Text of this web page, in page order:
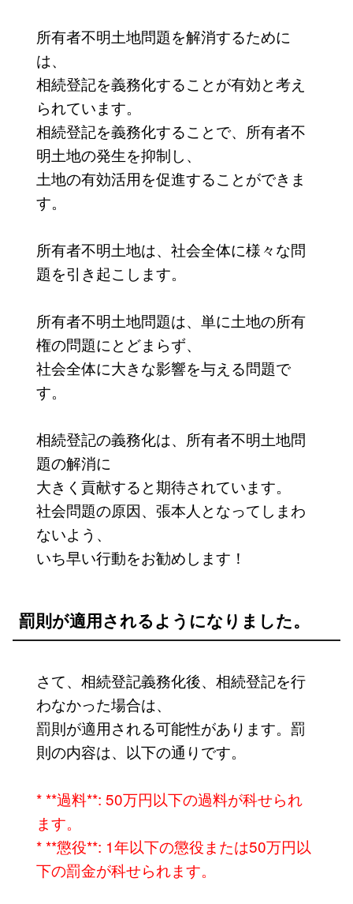
所有者不明土地問題を解消するために
は、
相続登記を義務化することが有効と考え
られています。
相続登記を義務化することで、所有者不
明土地の発生を抑制し、
土地の有効活用を促進することができま
す。
所有者不明土地は、社会全体に様々な問
題を引き起こします。
所有者不明土地問題は、単に土地の所有
権の問題にとどまらず、
社会全体に大きな影響を与える問題で
す。
相続登記の義務化は、所有者不明土地問
題の解消に
大きく貢献すると期待されています。
社会問題の原因、張本人となってしまわ
ないよう、
いち早い行動をお勧めします！
罰則が適用されるようになりました。
さて、相続登記義務化後、相続登記を行
わなかった場合は、
罰則が適用される可能性があります。罰
則の内容は、以下の通りです。
* **過料**: 50万円以下の過料が科せられ
ます。
* **懲役**: 1年以下の懲役または50万円以
下の罰金が科せられます。